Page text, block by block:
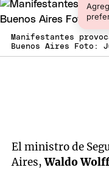
Manifestantes
Buenos Aires Foto:
El ministro de
Aires,Waldo